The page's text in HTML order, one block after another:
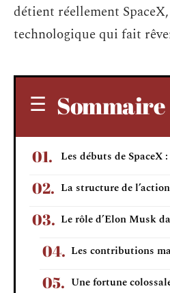
détient réellement
technologique qui fait
Sommaire
Les débuts de SpaceX
La structure de
Le rôle d’Elon Musk
Les contributions
Une fortune